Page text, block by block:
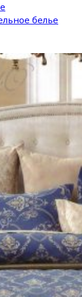
белье